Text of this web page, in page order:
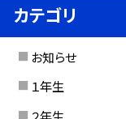
カテゴリ
お知らせ
１年生